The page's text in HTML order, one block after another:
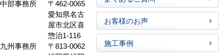
中部事務所
〒462-0065
愛知県名古
屋市北区喜
惣治1-116
九州事務所
〒813-0062
お客様のお声
施工事例